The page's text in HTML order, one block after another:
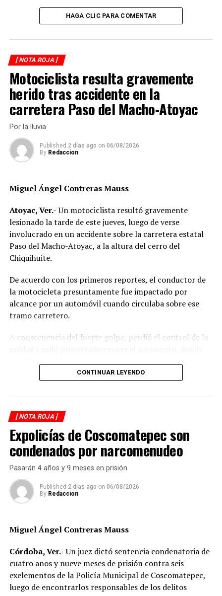
Matan a motociclista
Detienen al primero por homicidio de reporteras
HAGA CLIC PARA COMENTAR
[ NOTA ROJA ]
Motociclista resulta gravemente
herido tras accidente en la
carretera Paso del Macho-Atoyac
Por la lluvia
Published 2 días ago on 06/08/2026
By Redaccion
Miguel Ángel Contreras Mauss
Atoyac, Ver.-Un motociclista resultó gravemente
lesionado la tarde de este jueves, luego de verse
involucrado en un accidente sobre la carretera estatal
Paso del Macho-Atoyac, a la altura del cerro del
Chiquihuite.
De acuerdo con los primeros reportes, el conductor de
la motocicleta presuntamente fue impactado por
alcance por un automóvil cuando circulaba sobre ese
tramo carretero.
A consecuencia del fuerte golpe, perdió el control de la
Testigos del accidente solicitaron de inmediato el apoyo
de los cuerpos de emergencia al percatarse de que el
asfáltica, mientras otros automovilistas redujeron la
velocidad para evitar otro percance.
Al sitio arribaron paramédicos de Protección Civil de
Atoyac, quienes brindaron los primeros auxilios al
lesionado y, tras estabilizarlo, lo trasladaron de urgencia
a un hospital del municipio de Potrero Nuevo para
recibir atención médica especializada.
conocimiento del accidente, realizar el peritaje
correspondiente y deslindar responsabilidades.
Las autoridades no descartaron que las condiciones del
clima hayan influido en el percance, ya que durante la
tarde se registraron lluvias que dejaron el pavimento
CONTINUAR LEYENDO
[ NOTA ROJA ]
Expolicías de Coscomatepec son
condenados por narcomenudeo
Pasarán 4 años y 9 meses en prisión
Published 2 días ago on 06/08/2026
By Redaccion
Miguel Ángel Contreras Mauss
Córdoba, Ver.-Un juez dictó sentencia condenatoria de
cuatro años y nueve meses de prisión contra seis
exelementos de la Policía Municipal de Coscomatepec,
luego de encontrarlos responsables de los delitos